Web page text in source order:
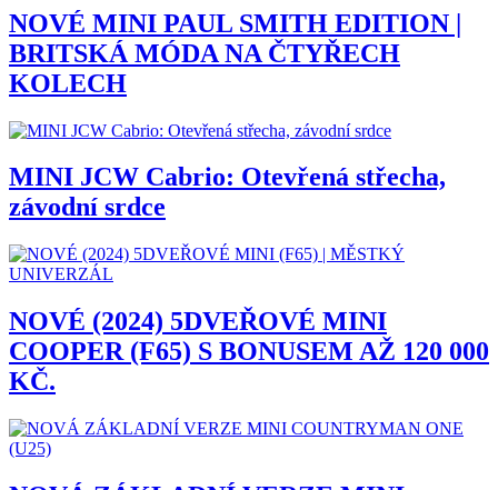
NOVÉ MINI PAUL SMITH EDITION |
BRITSKÁ MÓDA NA ČTYŘECH
KOLECH
MINI JCW Cabrio: Otevřená střecha,
závodní srdce
NOVÉ (2024) 5DVEŘOVÉ MINI
COOPER (F65) S BONUSEM AŽ 120 000
KČ.